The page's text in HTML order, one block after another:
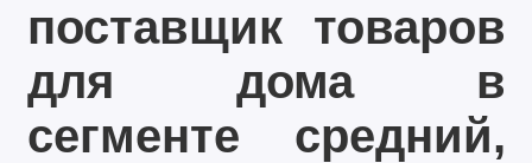
поставщик товаров
для дома в
сегменте средний,